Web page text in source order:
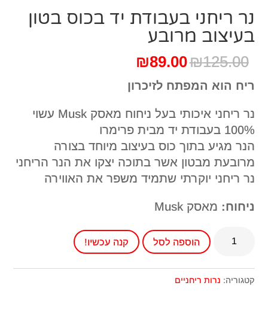
נר ריחני בעבודת יד בכוס בטון
בעיצוב מרובע
₪125.00
המחיר
המקורי
היה:
₪125.00.
₪89.00
הוא:
₪89.00.
ריח הוא המפתח לזיכרון
נר ריחני איכותי בעל ניחוח מאסק Musk עשוי
100% בעבודת יד מבית פרימרו
הנר מגיע בתוך כוס בעיצוב מיוחד בצורה
מרובעת מבטון אשר בתוכה יצקו את הנר הריחני
נר ריחני יוקרתי שתמיד משפר את האווירה
ניחוח: מאסק Musk
ריחני
הוספה לסל קנה עכשיו!
קטגוריה: נרות ריחניים